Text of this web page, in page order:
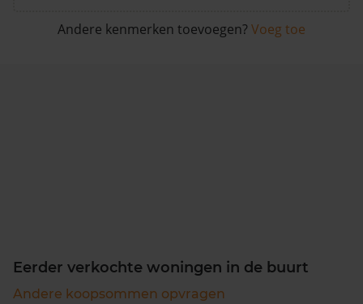
Andere kenmerken toevoegen? Voeg toe
Eerder verkochte woningen in de buurt
Andere koopsommen opvragen